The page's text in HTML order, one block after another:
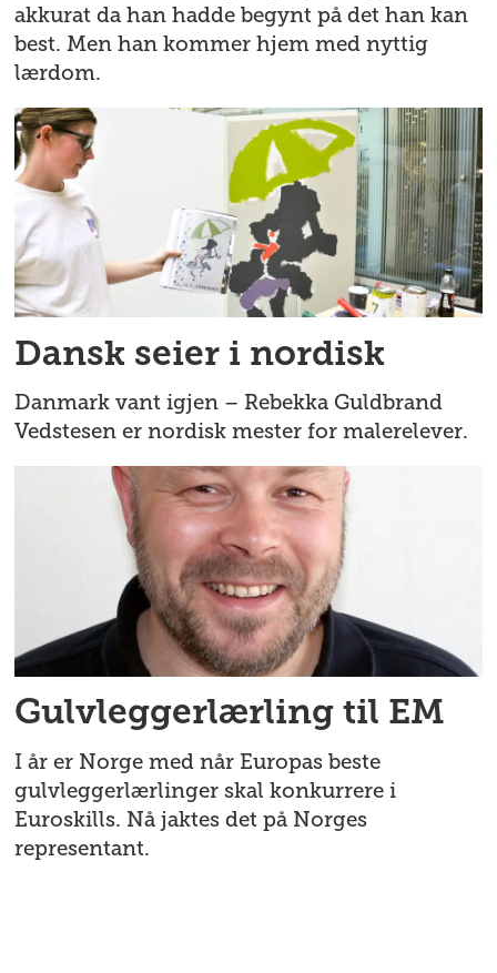
akkurat da han hadde begynt på det han kan
best. Men han kommer hjem med nyttig
lærdom.
Dansk seier i nordisk
Danmark vant igjen – Rebekka Guldbrand
Vedstesen er nordisk mester for malerelever.
Gulvleggerlærling til EM
I år er Norge med når Europas beste
gulvleggerlærlinger skal konkurrere i
Euroskills. Nå jaktes det på Norges
representant.